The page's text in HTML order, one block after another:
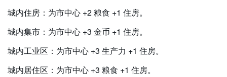
城内住房：为市中心 +2 粮食 +1 住房。
城内集市：为市中心 +3 金币 +1 住房。
城内工业区：为市中心 +3 生产力 +1 住房。
城内居住区：为市中心 +3 粮食 +1 住房。